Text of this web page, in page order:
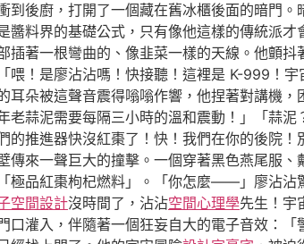
到後廚，打開了一個藏在舊冰櫃後面的暗門
醬料界的基礎公式，只有像他這樣的傳統派
插著一根彎曲的、像韭菜一樣的天線。他顫
喂！是廖沾沾嗎！快接聽！這裡是 K-999！
耳朵被這聲音震得嗡嗡作響，他捏著對講機
老蒜泥需要每隔三小時的溫和震動！」「蒜
的推進器快沒紅棗了！快！我們在你的後院
傳來一聲巨大的撞擊。一個穿著黑色燕尾服
極品紅棗枸杞燃料」。「你怎麼——」廖沾沾
空間設計沒時間了，沾沾空間心理學先生！宇
口灌入，伴隨著一個狂妄自大的電子音效：